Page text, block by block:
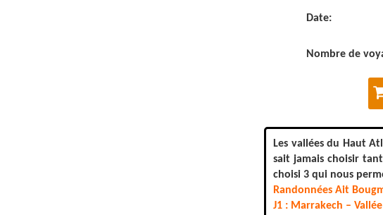
Date:
Nombre de
Les vallées du Haut
sait jamais choisir
choisi 3 qui nous
Randonnées Ait
J1 : Marrakech –